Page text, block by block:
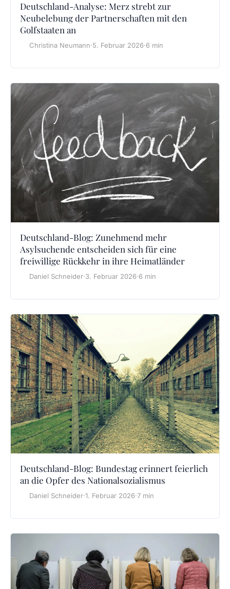
Deutschland-Analyse: Merz strebt zur
Neubelebung der Partnerschaften mit den
Golfstaaten an
Christina Neumann·5. Februar 2026·6 min
Deutschland-Blog: Zunehmend mehr
Asylsuchende entscheiden sich für eine
freiwillige Rückkehr in ihre Heimatländer
Daniel Schneider·3. Februar 2026·6 min
Deutschland-Blog: Bundestag erinnert feierlich
an die Opfer des Nationalsozialismus
Daniel Schneider·1. Februar 2026·7 min